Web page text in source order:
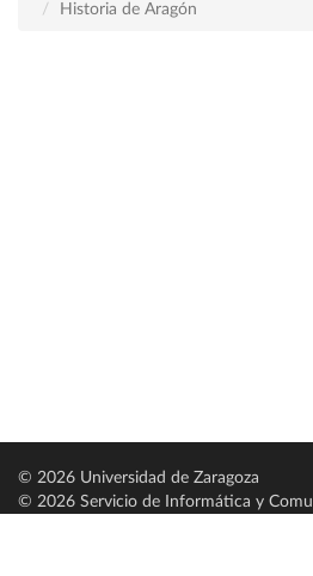
Historia de Aragón
© 2026 Universidad de Zaragoza
© 2026 Servicio de Informática y